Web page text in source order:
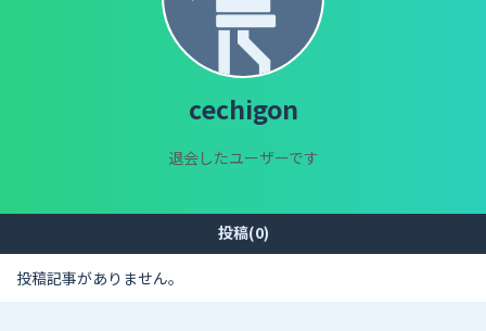
cechigon
退会したユーザーです
投稿(0)
投稿記事がありません。